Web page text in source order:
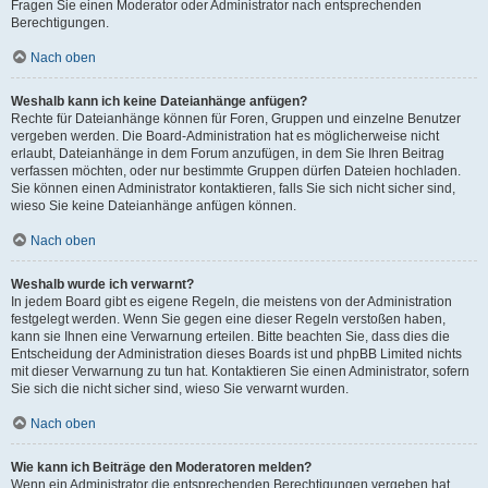
Fragen Sie einen Moderator oder Administrator nach entsprechenden
Berechtigungen.
Nach oben
Weshalb kann ich keine Dateianhänge anfügen?
Rechte für Dateianhänge können für Foren, Gruppen und einzelne Benutzer
vergeben werden. Die Board-Administration hat es möglicherweise nicht
erlaubt, Dateianhänge in dem Forum anzufügen, in dem Sie Ihren Beitrag
verfassen möchten, oder nur bestimmte Gruppen dürfen Dateien hochladen.
Sie können einen Administrator kontaktieren, falls Sie sich nicht sicher sind,
wieso Sie keine Dateianhänge anfügen können.
Nach oben
Weshalb wurde ich verwarnt?
In jedem Board gibt es eigene Regeln, die meistens von der Administration
festgelegt werden. Wenn Sie gegen eine dieser Regeln verstoßen haben,
kann sie Ihnen eine Verwarnung erteilen. Bitte beachten Sie, dass dies die
Entscheidung der Administration dieses Boards ist und phpBB Limited nichts
mit dieser Verwarnung zu tun hat. Kontaktieren Sie einen Administrator, sofern
Sie sich die nicht sicher sind, wieso Sie verwarnt wurden.
Nach oben
Wie kann ich Beiträge den Moderatoren melden?
Wenn ein Administrator die entsprechenden Berechtigungen vergeben hat,